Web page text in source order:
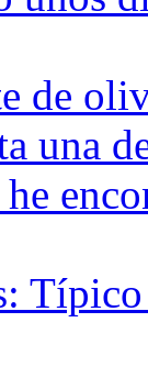
de
una
Típico